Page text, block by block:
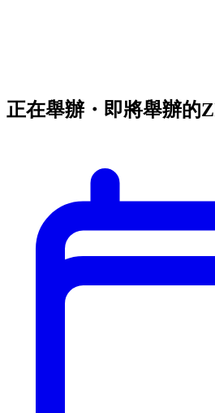
正在舉辦・即將舉辦的